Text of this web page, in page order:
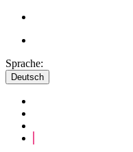
Sprache:
Deutsch